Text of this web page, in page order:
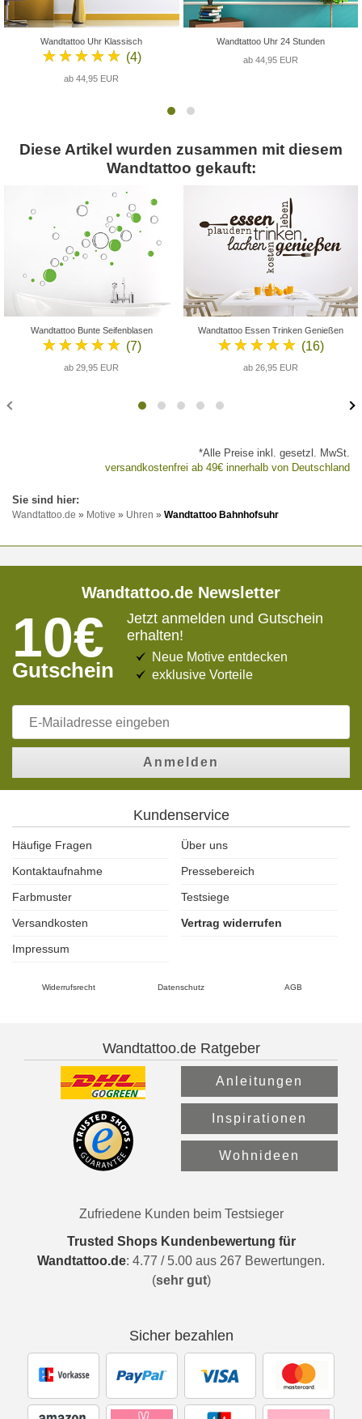
Wandtattoo Uhr Klassisch
★★★★★ (4)
ab 44,95 EUR
Wandtattoo Uhr 24 Stunden
ab 44,95 EUR
Diese Artikel wurden zusammen mit diesem
Wandtattoo gekauft:
Wandtattoo Bunte Seifenblasen
★★★★★ (7)
ab 29,95 EUR
Wandtattoo Essen Trinken Genießen
★★★★★ (16)
ab 26,95 EUR
*Alle Preise inkl. gesetzl. MwSt.
versandkostenfrei ab 49€ innerhalb von Deutschland
Wandtattoo.de » Motive » Uhren » Wandtattoo Bahnhofsuhr
Wandtattoo.de Newsletter
10€
Gutschein
Jetzt anmelden und Gutschein
erhalten!
Neue Motive entdecken
exklusive Vorteile
Anmelden
Kundenservice
Häufige Fragen
Über uns
Kontaktaufnahme
Pressebereich
Farbmuster
Testsiege
Versandkosten
Vertrag widerrufen
Impressum
Widerrufsrecht Datenschutz AGB
Wandtattoo.de Ratgeber
Anleitungen
Inspirationen
Wohnideen
Zufriedene Kunden beim Testsieger
Trusted Shops Kundenbewertung für
Wandtattoo.de: 4.77 / 5.00 aus 267 Bewertungen.
(sehr gut)
Sicher bezahlen